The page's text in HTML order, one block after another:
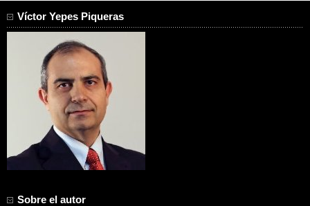
Víctor Yepes Piqueras
Sobre el autor